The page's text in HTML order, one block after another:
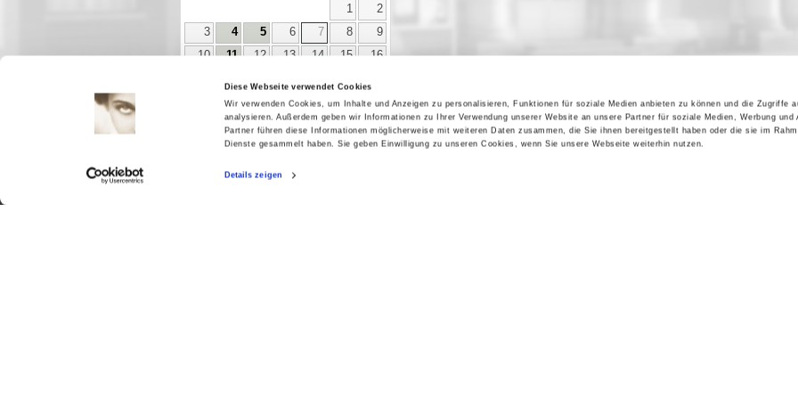
Diese Webseite verwendet Cookies
Wir verwenden Cookies, um Inhalte und Anzeigen zu personalisieren, Funktionen für soziale Medien anbieten zu können und die Zugriffe
analysieren. Außerdem geben wir Informationen zu Ihrer Verwendung unserer Website an unsere Partner für soziale Medien, Werbung und
Partner führen diese Informationen möglicherweise mit weiteren Daten zusammen, die Sie ihnen bereitgestellt haben oder die sie im
Dienste gesammelt haben. Sie geben Einwilligung zu unseren Cookies, wenn Sie unsere Webseite weiterhin nutzen.
Details zeigen
1
2
3
4 5 6 7 8
9
10
11 12 13 14 15
16
25 26 27 28 29
30